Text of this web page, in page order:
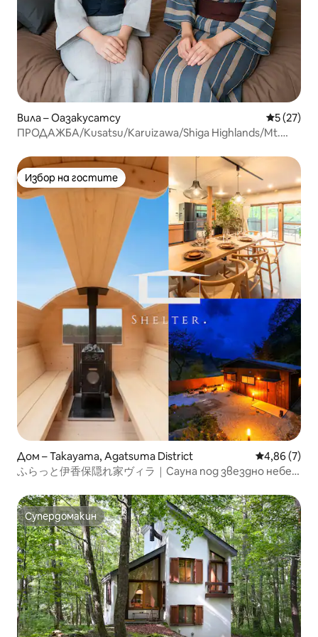
Вила – Оазакусатсу Средна
5 (27)
ПРОДАЖБА/Kusatsu/Karuizawa/Shiga Highlands/Mt.
Избор на гостите
Избор на гостите
Дом – Takayama, Agatsuma District Средна
4,86 (7)
ふらっと伊香保隠れ家ヴィラ｜Сауна под звездно небе
дори при дъжд｜Огън и фойерверки
Супердомакин
Супердомакин